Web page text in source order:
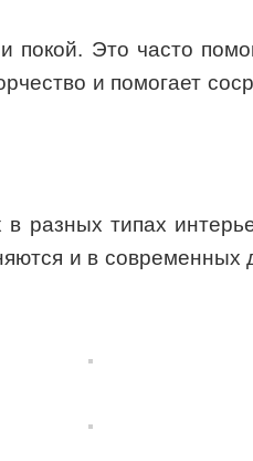
покой. Это часто
и помогает
разных типах
и в современных